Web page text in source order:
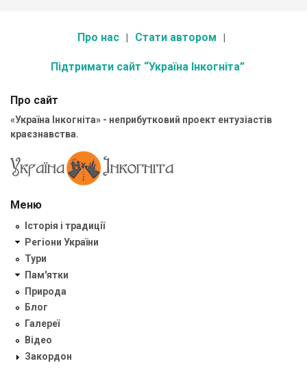
Про нас Стати автором
Підтримати сайт “Україна Інкогніта”
Про сайт
«Україна Інкогніта» - неприбутковий проект ентузіастів
краєзнавства.
Меню
Історія і традиції
Регіони України
Тури
Пам'ятки
Природа
Блог
Галереї
Відео
Закордон